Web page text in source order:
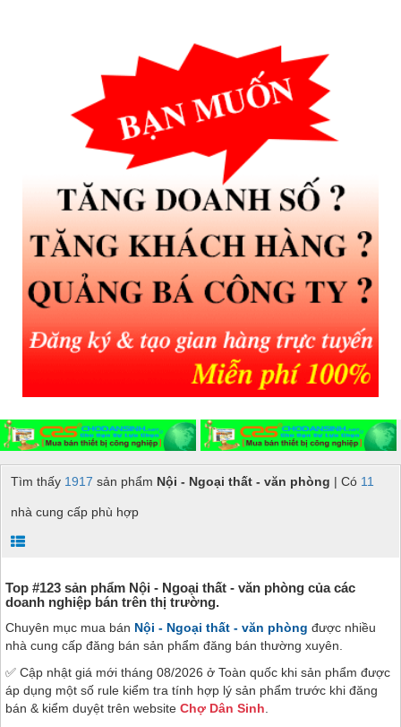
Tìm thấy 1917 sản phẩm Nội - Ngoại thất - văn phòng | Có 11
nhà cung cấp phù hợp
Top #123 sản phẩm Nội - Ngoại thất - văn phòng của các
doanh nghiệp bán trên thị trường.
Chuyên mục mua bán Nội - Ngoại thất - văn phòng được nhiều
nhà cung cấp đăng bán sản phẩm đăng bán thường xuyên.
✅ Cập nhật giá mới tháng 08/2026 ở Toàn quốc khi sản phẩm được
áp dụng một số rule kiểm tra tính hợp lý sản phẩm trước khi đăng
bán & kiểm duyệt trên website Chợ Dân Sinh.